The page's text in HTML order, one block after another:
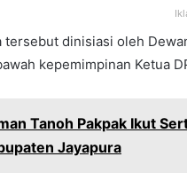
dinisiasi oleh
kepemimpinan Ketua
Tanoh Pakpak Ikut
Jayapura